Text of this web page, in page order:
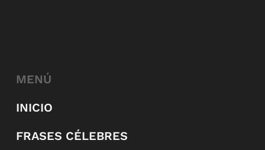
MENÚ
INICIO
FRASES CÉLEBRES